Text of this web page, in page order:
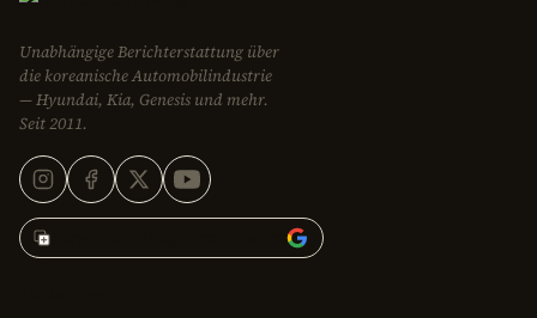
Unabhängige Berichterstattung über
die koreanische Automobilindustrie
— Hyundai, Kia, Genesis und mehr.
Seit 2011.
Korean Car Blog hinzufügen zu